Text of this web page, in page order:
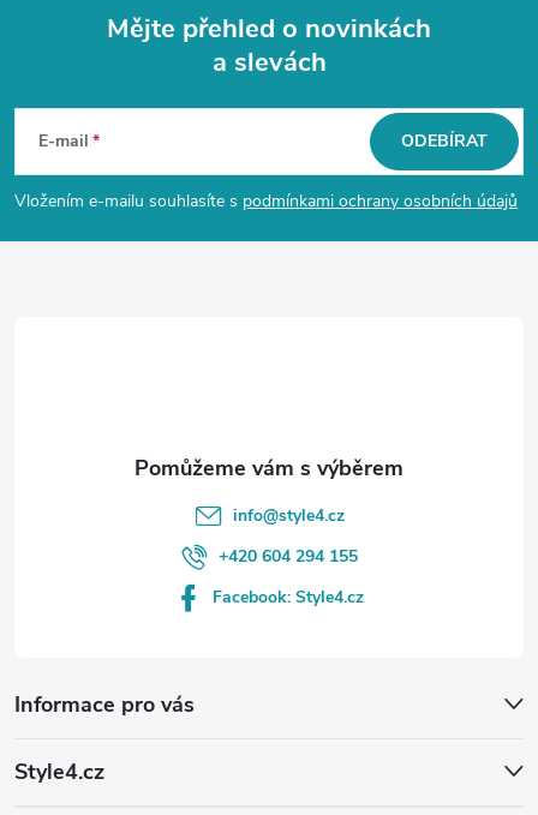
p
a
Mějte přehled o novinkách
a slevách
E-mail
Vložením e-mailu souhlasíte s podmínkami ochrany osobních údajů
ODEBÍRAT
Informace pro vás
Style4.cz
info@style4.cz
+420 604 294 155
Facebook: Style4.cz